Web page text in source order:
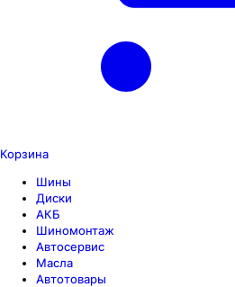
Корзина
Шины
Диски
АКБ
Шиномонтаж
Автосервис
Масла
Автотовары